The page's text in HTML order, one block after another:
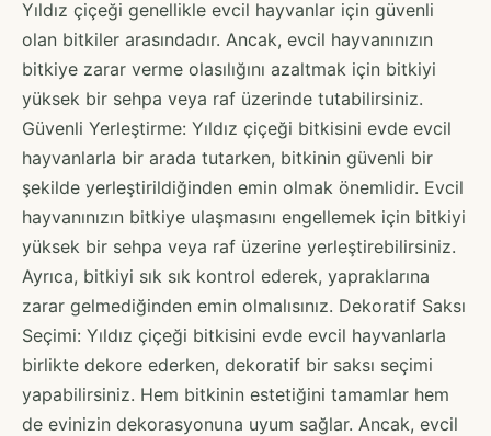
Yıldız çiçeği genellikle evcil hayvanlar için güvenli
olan bitkiler arasındadır. Ancak, evcil hayvanınızın
bitkiye zarar verme olasılığını azaltmak için bitkiyi
yüksek bir sehpa veya raf üzerinde tutabilirsiniz.
Güvenli Yerleştirme: Yıldız çiçeği bitkisini evde evcil
hayvanlarla bir arada tutarken, bitkinin güvenli bir
şekilde yerleştirildiğinden emin olmak önemlidir. Evcil
hayvanınızın bitkiye ulaşmasını engellemek için bitkiyi
yüksek bir sehpa veya raf üzerine yerleştirebilirsiniz.
Ayrıca, bitkiyi sık sık kontrol ederek, yapraklarına
zarar gelmediğinden emin olmalısınız. Dekoratif Saksı
Seçimi: Yıldız çiçeği bitkisini evde evcil hayvanlarla
birlikte dekore ederken, dekoratif bir saksı seçimi
yapabilirsiniz. Hem bitkinin estetiğini tamamlar hem
de evinizin dekorasyonuna uyum sağlar. Ancak, evcil